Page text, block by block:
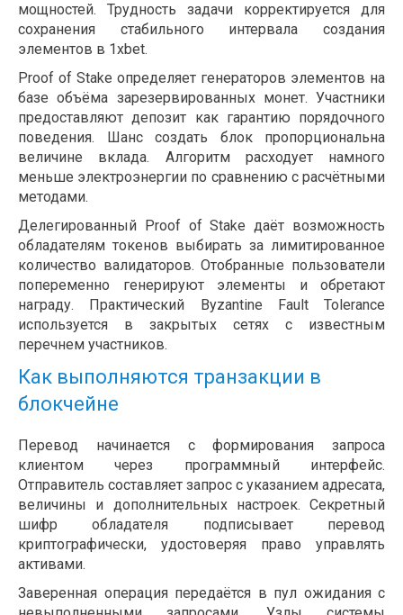
мощностей. Трудность задачи корректируется для
сохранения стабильного интервала создания
элементов в 1xbet.
Proof of Stake определяет генераторов элементов на
базе объёма зарезервированных монет. Участники
предоставляют депозит как гарантию порядочного
поведения. Шанс создать блок пропорциональна
величине вклада. Алгоритм расходует намного
меньше электроэнергии по сравнению с расчётными
методами.
Делегированный Proof of Stake даёт возможность
обладателям токенов выбирать за лимитированное
количество валидаторов. Отобранные пользователи
попеременно генерируют элементы и обретают
награду. Практический Byzantine Fault Tolerance
используется в закрытых сетях с известным
перечнем участников.
Как выполняются транзакции в
блокчейне
Перевод начинается с формирования запроса
клиентом через программный интерфейс.
Отправитель составляет запрос с указанием адресата,
величины и дополнительных настроек. Секретный
шифр обладателя подписывает перевод
криптографически, удостоверяя право управлять
активами.
Заверенная операция передаётся в пул ожидания с